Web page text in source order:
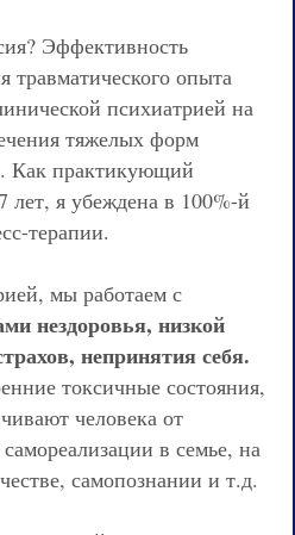
Эффективность
травматического опыта
психиатрией на
тяжелых форм
Как практикующий
лет, я убеждена в 100%-й
терапии.
мы работаем с
нездоровья, низкой
непринятия себя.
токсичные состояния,
человека от
в семье, на
самопознании и т.д.